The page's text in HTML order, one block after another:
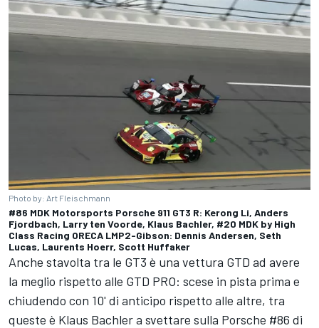
Photo by: Art Fleischmann
#86 MDK Motorsports Porsche 911 GT3 R: Kerong Li, Anders
Fjordbach, Larry ten Voorde, Klaus Bachler, #20 MDK by High
Class Racing ORECA LMP2-Gibson: Dennis Andersen, Seth
Lucas, Laurents Hoerr, Scott Huffaker
Anche stavolta tra le GT3 è una vettura GTD ad avere
la meglio rispetto alle GTD PRO: scese in pista prima e
chiudendo con 10' di anticipo rispetto alle altre, tra
queste è Klaus Bachlera svettare sulla Porsche #86 di